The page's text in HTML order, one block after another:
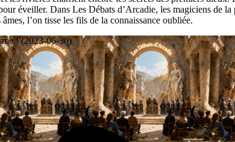
éveiller. Dans Les Débats d’Arcadie, les magiciens de
l’on tisse les fils de la connaissance oubliée.
! (2023-06-30)